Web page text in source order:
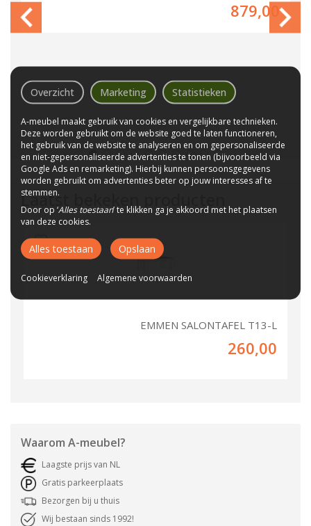
879,00
Laatst bekeken producten
EMMEN SALONTAFEL T13-L
260,00
Waarom A-meubel?
Laagste prijs van NL
Gratis parkeerplaats
Bezorgen bij u thuis
Wij bestaan sinds 1992!
Overzicht Marketing Statistieken
A-meubel maakt gebruik van cookies en vergelijkbare technieken.
Deze worden gebruikt om de website goed te laten functioneren,
het gebruik van de website te analyseren en om gepersonaliseerde
en niet-gepersonaliseerde advertenties te tonen (bijvoorbeeld via
Google Ads en remarketing). Hierbij kunnen persoonsgegevens
worden gebruikt om advertenties beter op jouw interesses af te
stemmen.
Door op ‘Alles toestaan’ te klikken ga je akkoord met het plaatsen
van deze cookies.
Alles toestaan Opslaan
Cookieverklaring Algemene voorwaarden